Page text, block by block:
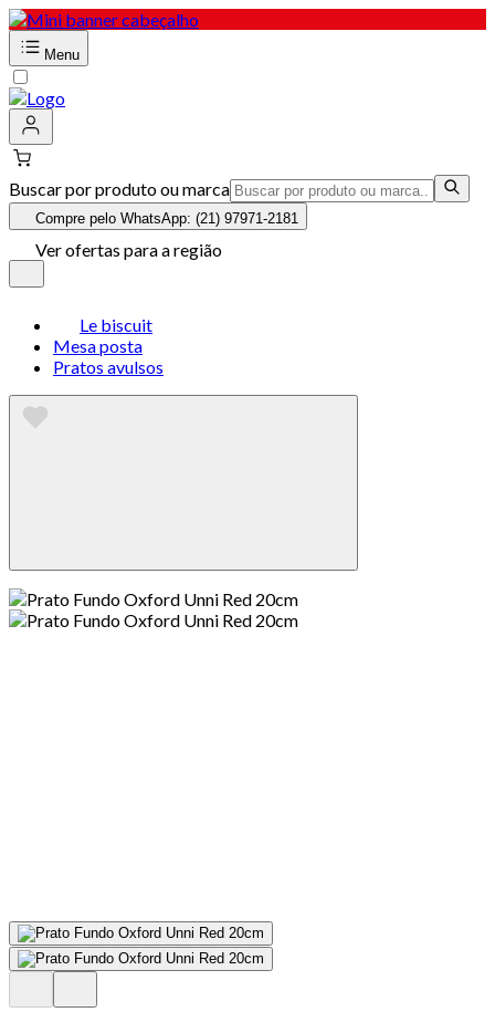
Menu
Buscar por produto ou marca
Compre pelo WhatsApp: (21) 97971-2181
Ver ofertas para a região
Le biscuit
Mesa posta
Pratos avulsos